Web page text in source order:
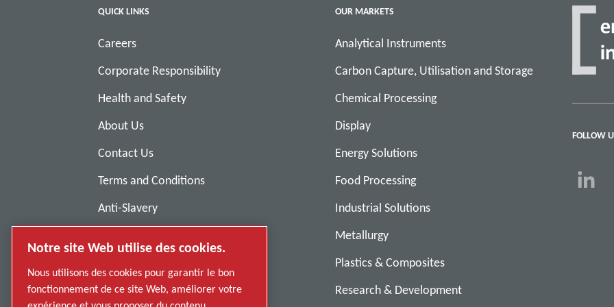
QUICK LINKS
Careers
Corporate Responsibility
Health and Safety
About Us
Contact Us
Terms and Conditions
Anti-Slavery
Suppliers
OUR MARKETS
Analytical Instruments
Carbon Capture, Utilisation and Storage
Chemical Processing
Display
Energy Solutions
Food Processing
Industrial Solutions
Metallurgy
Plastics & Composites
Research & Development
FOLLOW
Notre site Web utilise des cookies.
Nous utilisons des cookies pour garantir le bon
fonctionnement de ce site Web, améliorer votre